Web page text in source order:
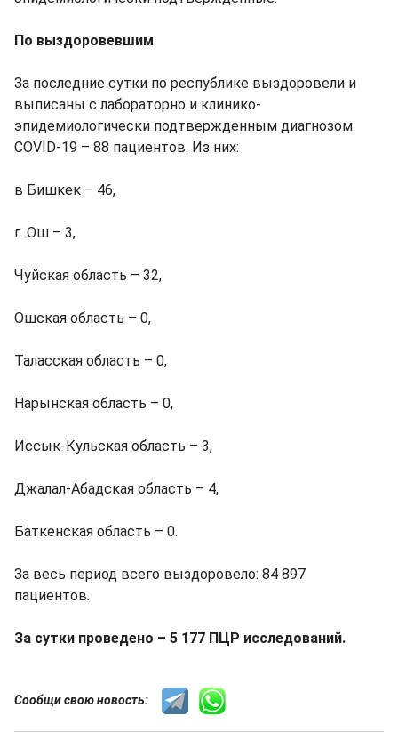
По выздоровевшим
За последние сутки по республике выздоровели и
выписаны с лабораторно и клинико-
эпидемиологически подтвержденным диагнозом
COVID-19 – 88 пациентов. Из них:
в Бишкек – 46,
г. Ош – 3,
Чуйская область – 32,
Ошская область – 0,
Таласская область – 0,
Нарынская область – 0,
Иссык-Кульская область – 3,
Джалал-Абадская область – 4,
Баткенская область – 0.
За весь период всего выздоровело: 84 897
пациентов.
За сутки проведено – 5 177 ПЦР исследований.
Сообщи свою новость: